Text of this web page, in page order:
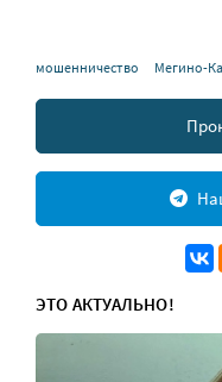
мошенничество Мегино-
ЭТО АКТУАЛЬНО!